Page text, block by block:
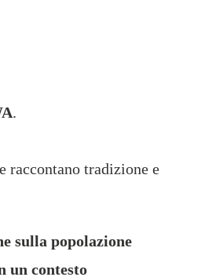
.
raccontano tradizione e
sulla popolazione
un contesto